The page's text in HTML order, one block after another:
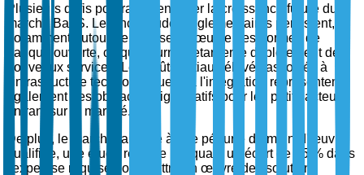
Plusieurs défis pourraient entraver la croissance future du
marché BaaS. Les incertitudes réglementaires persistent,
notamment autour de la mise en œuvre des normes de
banque ouverte, ce qui pourrait retarder le déploiement de
nouveaux services. Les coûts initiaux élevés associés à
l'infrastructure technologique et à l'intégration représentent
également des obstacles significatifs pour les petits acteurs
entrant sur le marché.
De plus, le marché fait face à une pénurie de main-d'œuvre
qualifiée, une étude récente indiquant un écart de 25 % dans
l'expertise requise pour mettre en œuvre des solutions